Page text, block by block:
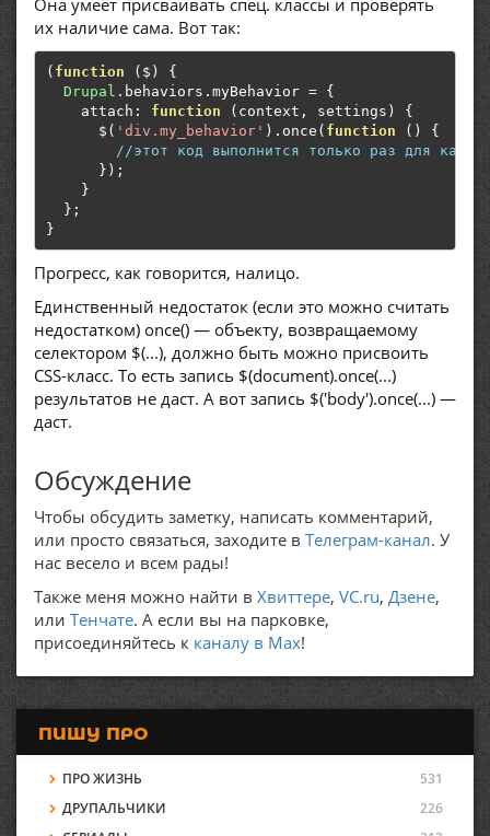
Она умеет присваивать спец. классы и проверять
их наличие сама. Вот так:
( function ( $ )
{
Drupal . behaviors . myBehavior =
{
    attach
: function ( context , settings )
{
      $
( 'div.my_behavior' ). once ( function ()
{
//этот код выполнится только раз для
});
}
};
}
Прогресс, как говорится, налицо.
Единственный недостаток (если это можно считать
недостатком) once() — объекту, возвращаемому
селектором $(...), должно быть можно присвоить
CSS-класс. То есть запись $(document).once(...)
результатов не даст. А вот запись $('body').once(...) —
даст.
Обсуждение
Чтобы обсудить заметку, написать комментарий,
или просто связаться, заходите в Телеграм-канал. У
нас весело и всем рады!
Также меня можно найти в Хвиттере, VC.ru, Дзене,
или Тенчате. А если вы на парковке,
присоединяйтесь к каналу в Max!
ПИШУ ПРО
ПРО ЖИЗНЬ
531
ДРУПАЛЬЧИКИ
226